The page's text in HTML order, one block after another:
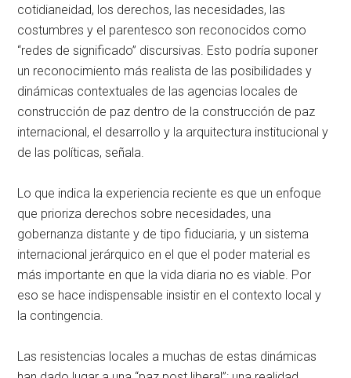
cotidianeidad, los derechos, las necesidades, las
costumbres y el parentesco son reconocidos como
“redes de significado” discursivas. Esto podría suponer
un reconocimiento más realista de las posibilidades y
dinámicas contextuales de las agencias locales de
construcción de paz dentro de la construcción de paz
internacional, el desarrollo y la arquitectura institucional y
de las políticas, señala.
Lo que indica la experiencia reciente es que un enfoque
que prioriza derechos sobre necesidades, una
gobernanza distante y de tipo fiduciaria, y un sistema
internacional jerárquico en el que el poder material es
más importante en que la vida diaria no es viable. Por
eso se hace indispensable insistir en el contexto local y
la contingencia.
Las resistencias locales a muchas de estas dinámicas